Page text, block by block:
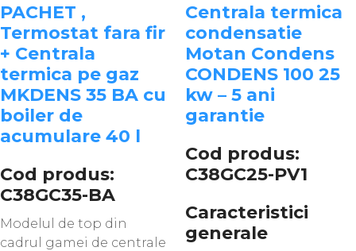
PACHET ,
Termostat fara fir
+ Centrala
termica pe gaz
MKDENS 35 BA cu
boiler de
acumulare 40 l
Cod produs:
C38GC35-BA
Modelul de top din
cadrul gamei de centrale
Centrala termica
condensatie
Motan Condens
CONDENS 100 25
kw – 5 ani
garantie
Cod produs:
C38GC25-PV1
Caracteristici
generale